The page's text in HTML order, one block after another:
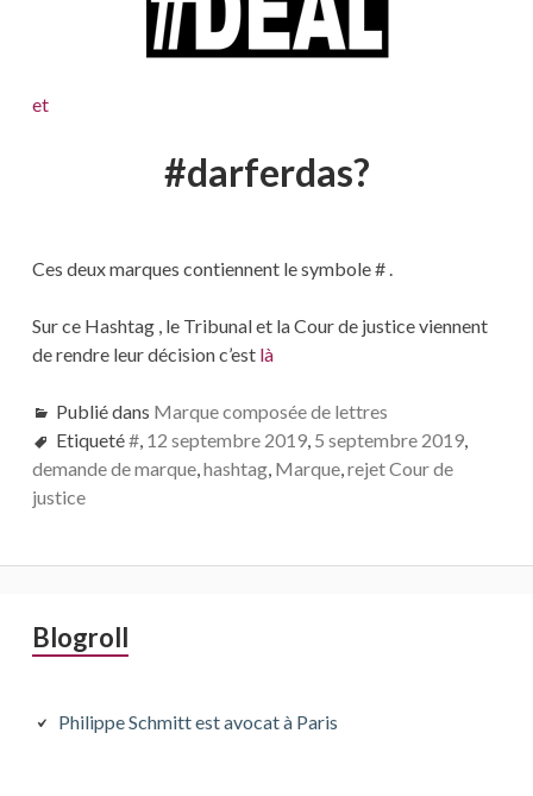
et
#darferdas?
Ces deux marques contiennent le symbole # .
Sur ce Hashtag , le Tribunal et la Cour de justice viennent
de rendre leur décision c’est là
Publié dans Marque composée de lettres
Etiqueté#, 12 septembre 2019, 5 septembre 2019,
demande de marque,hashtag, Marque,rejet Cour de
justice
Barre
principale
Blogroll
Philippe Schmitt est avocat à Paris